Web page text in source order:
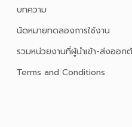
บทความ
นัดหมายทดลองการใช้งาน
รวมหน่วยงานที่ผู้นำเข้า-ส่งออก
Terms and Conditions